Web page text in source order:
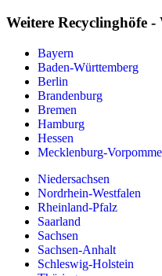
Weitere Recyclinghöfe -
Bayern
Baden-Württemberg
Berlin
Brandenburg
Bremen
Hamburg
Hessen
Mecklenburg-
Niedersachsen
Nordrhein-Westfalen
Rheinland-Pfalz
Saarland
Sachsen
Sachsen-Anhalt
Schleswig-Holstein